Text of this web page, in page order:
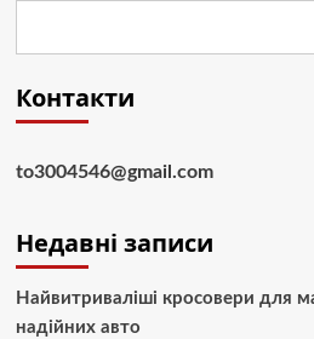
Контакти
to3004546@gmail.com
Недавні записи
Найвитриваліші кросовери для
надійних авто